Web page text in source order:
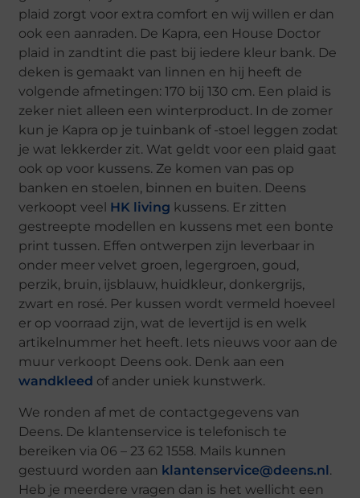
plaid zorgt voor extra comfort en wij willen er dan
ook een aanraden. De Kapra, een House Doctor
plaid in zandtint die past bij iedere kleur bank. De
deken is gemaakt van linnen en hij heeft de
volgende afmetingen: 170 bij 130 cm. Een plaid is
zeker niet alleen een winterproduct. In de zomer
kun je Kapra op je tuinbank of -stoel leggen zodat
je wat lekkerder zit. Wat geldt voor een plaid gaat
ook op voor kussens. Ze komen van pas op
banken en stoelen, binnen en buiten. Deens
verkoopt veel HK living kussens. Er zitten
gestreepte modellen en kussens met een bonte
print tussen. Effen ontwerpen zijn leverbaar in
onder meer velvet groen, legergroen, goud,
perzik, bruin, ijsblauw, huidkleur, donkergrijs,
zwart en rosé. Per kussen wordt vermeld hoeveel
er op voorraad zijn, wat de levertijd is en welk
artikelnummer het heeft. Iets nieuws voor aan de
muur verkoopt Deens ook. Denk aan een
wandkleed of ander uniek kunstwerk.
We ronden af met de contactgegevens van
Deens. De klantenservice is telefonisch te
bereiken via 06 – 23 62 1558. Mails kunnen
gestuurd worden aan klantenservice@deens.nl.
Heb je meerdere vragen dan is het wellicht een